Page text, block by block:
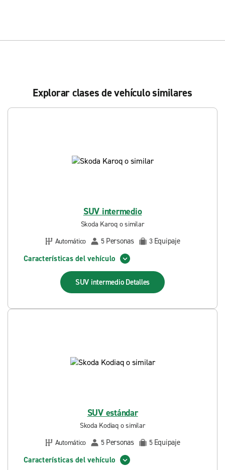
Explorar clases de vehículo similares
SUV intermedio
Skoda Karoq o similar
Automático
5 Personas 3 Equipaje
Características del vehículo
SUV intermedio Detalles
SUV estándar
Skoda Kodiaq o similar
Automático
5 Personas 5 Equipaje
Características del vehículo